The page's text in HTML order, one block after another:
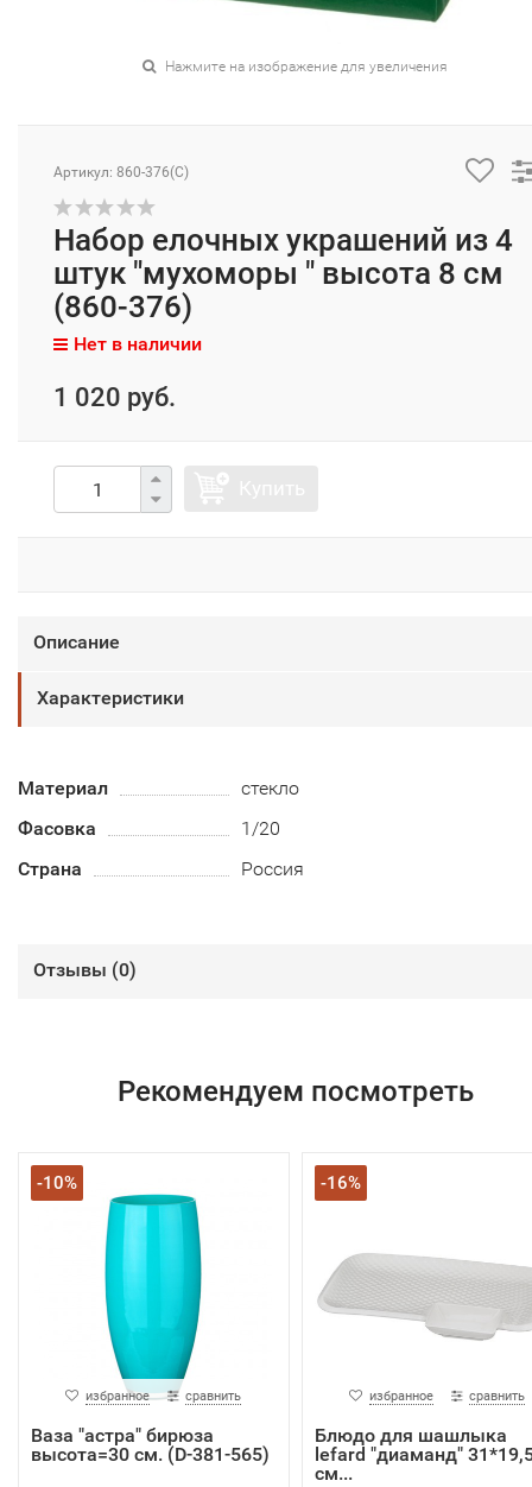
Нажмите на изображение для увеличения
Артикул: 860-376(C)
Набор елочных украшений из 4
штук "мухоморы " высота 8 см
(860-376)
Нет в наличии
1 020 руб.
Описание
Характеристики
Материал
стекло
Фасовка
1/20
Страна
Россия
Отзывы (0)
Рекомендуем посмотреть
-10%
избранное сравнить
Ваза "астра" бирюза
высота=30 см. (D-381-565)
-16%
избранное сравнить
Блюдо для шашлыка
lefard "диаманд"
см...